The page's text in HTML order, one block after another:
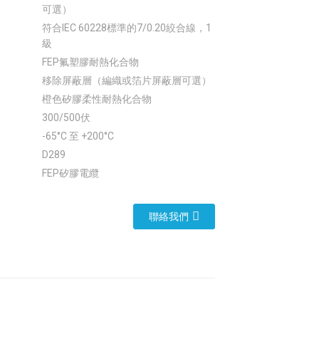
可選）
符合IEC 60228標準的7/0.20絞合線，1
級
FEP氟塑膠耐熱化合物
移除屏蔽層（編織或箔片屏蔽層可選）
橙色矽膠柔性耐熱化合物
300/500伏
-65°C 至 +200°C
D289
FEP矽膠電纜
聯絡我們